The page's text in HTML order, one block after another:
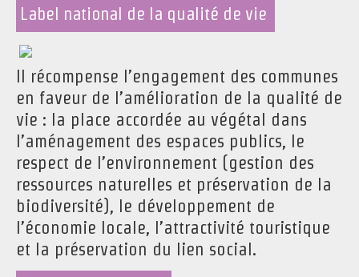
Label national de la qualité de vie
Il récompense l’engagement des communes
en faveur de l’amélioration de la qualité de
vie : la place accordée au végétal dans
l’aménagement des espaces publics, le
respect de l’environnement (gestion des
ressources naturelles et préservation de la
biodiversité), le développement de
l’économie locale, l’attractivité touristique
et la préservation du lien social.